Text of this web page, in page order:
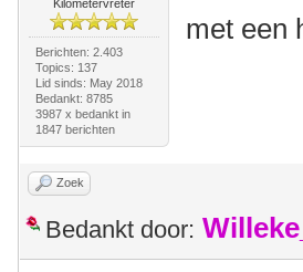
Kilometervreter
Berichten: 2.403
Topics: 137
Lid sinds: May 2018
Bedankt: 8785
3987 x bedankt in
1847 berichten
met een
Zoek
Bedankt door: